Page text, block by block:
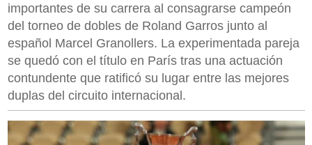
importantes de su carrera al consagrarse campeón
del torneo de dobles de Roland Garros junto al
español Marcel Granollers. La experimentada pareja
se quedó con el título en París tras una actuación
contundente que ratificó su lugar entre las mejores
duplas del circuito internacional.